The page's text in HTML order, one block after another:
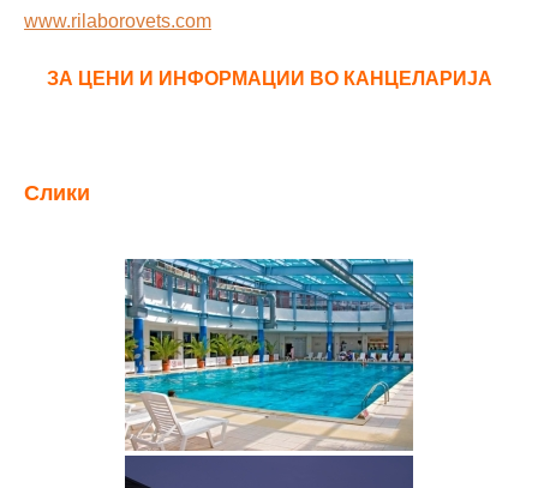
www.rilaborovets.com
ЗА ЦЕНИ И ИНФОРМАЦИИ ВО КАНЦЕЛАРИЈА
Слики